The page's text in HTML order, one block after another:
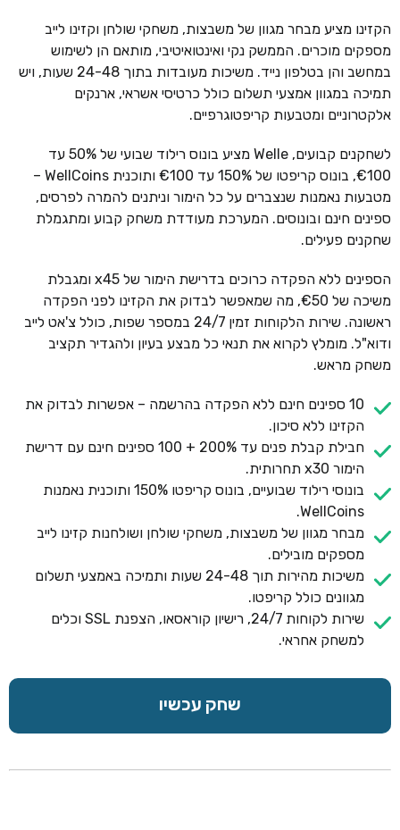
הקזינו מציע מבחר מגוון של משבצות, משחקי שולחן וקזינו לייב
מספקים מוכרים. הממשק נקי ואינטואיטיבי, מותאם הן לשימוש
במחשב והן בטלפון נייד. משיכות מעובדות בתוך 24-48 שעות, ויש
תמיכה במגוון אמצעי תשלום כולל כרטיסי אשראי, ארנקים
אלקטרוניים ומטבעות קריפטוגרפיים.
לשחקנים קבועים, Welle מציע בונוס רילוד שבועי של 50% עד
€100, בונוס קריפטו של 150% עד €100 ותוכנית WellCoins –
מטבעות נאמנות שנצברים על כל הימור וניתנים להמרה לפרסים,
ספינים חינם ובונוסים. המערכת מעודדת משחק קבוע ומתגמלת
שחקנים פעילים.
הספינים ללא הפקדה כרוכים בדרישת הימור של x45 ומגבלת
משיכה של €50, מה שמאפשר לבדוק את הקזינו לפני הפקדה
ראשונה. שירות הלקוחות זמין 24/7 במספר שפות, כולל צ'אט לייב
ודוא"ל. מומלץ לקרוא את תנאי כל מבצע בעיון ולהגדיר תקציב
משחק מראש.
10 ספינים חינם ללא הפקדה בהרשמה – אפשרות לבדוק את
הקזינו ללא סיכון.
חבילת קבלת פנים עד 200% + 100 ספינים חינם עם דרישת
הימור x30 תחרותית.
בונוסי רילוד שבועיים, בונוס קריפטו 150% ותוכנית נאמנות
WellCoins.
מבחר מגוון של משבצות, משחקי שולחן ושולחנות קזינו לייב
מספקים מובילים.
משיכות מהירות תוך 24-48 שעות ותמיכה באמצעי תשלום
מגוונים כולל קריפטו.
שירות לקוחות 24/7, רישיון קוראסאו, הצפנת SSL וכלים
למשחק אחראי.
שחק עכשיו